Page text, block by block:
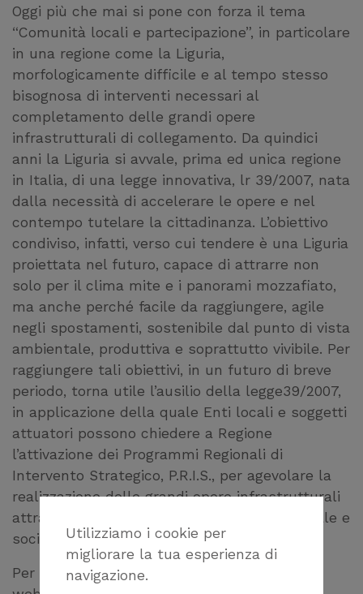
Utilizziamo i cookie per
migliorare la tua esperienza di
navigazione.
Oggi più che mai si pone con forza il tema
“Comunità locali e partecipazione”, in particolare
in una regione come la Liguria,
morfologicamente difficile e al tempo stesso
bisognosa di interventi necessari al
completamento delle grandi opere
infrastrutturali di collegamento. Da quindici
anni la Liguria si avvale, prima ed unica regione
in Italia, di una legge innovativa, lr 39/2007, nata
dalla necessità di accelerare le opere e nel
contempo tutelare la cittadinanza. L’obiettivo
condiviso, infatti, verso cui tendere è una Liguria
proiettata nel futuro, capace di attrarre non
solo per il clima mite e i panorami mozzafiato,
ma anche perché facile da raggiungere, agile
negli spostamenti, sostenibile dal punto di vista
ambientale, produttiva e soprattutto vivibile. Per
raggiungere tali obiettivi, in un futuro di breve
periodo, torna utile l’ausilio della legge39/2007,
in applicazione della quale Enti locali e soggetti
attuatori possono chiedere a Regione
l’attivazione dei Programmi Regionali di
Intervento Strategico, P.R.I.S., per agevolare la
realizzazione delle grandi opere infrastrutturali
attraverso la ricerca della coesione territoriale e
sociale.
Per partecipare al Convegno in presenza o in